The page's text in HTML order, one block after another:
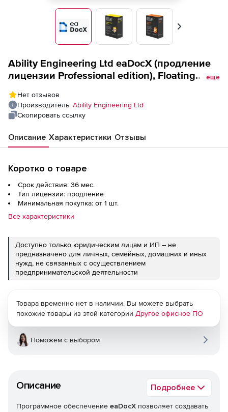
Вперед
Ability Engineering Ltd eaDocX (продление
лицензии Professional edition), Floating
months support
еще
Нет отзывов
Производитель: Ability Engineering Ltd
Скопировать ссылку
Описание Характеристики Отзывы
Коротко о товаре
Срок действия: 36 мес.
Тип лицензии: продление
Минимальная покупка: от 1 шт.
Все характеристики
Доступно только юридическим лицам и ИП – не
предназначено для личных, семейных, домашних и иных
нужд, не связанных с осуществлением
предпринимательской деятельности
Описание Подробнее
Программное обеспечение eaDocX позволяет создавать
Товара временно нет в наличии. Вы можете выбрать
похожие товары из этой категории Другое офисное ПО
Поможем с выбором